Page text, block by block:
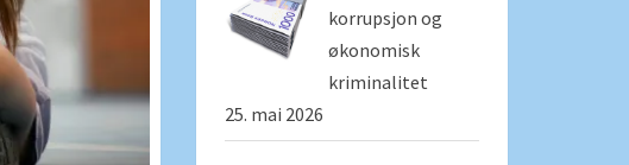
korrupsjon og
økonomisk
kriminalitet
25. mai 2026